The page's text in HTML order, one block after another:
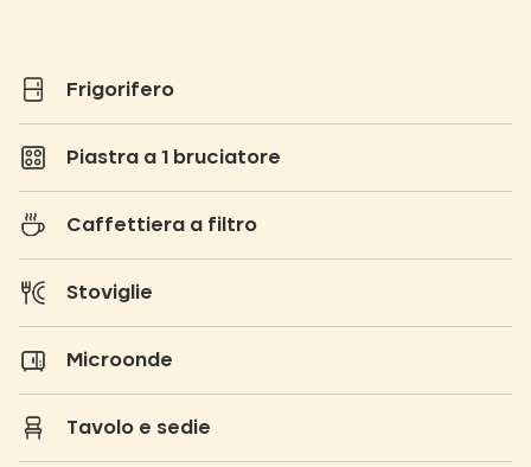
Frigorifero
Piastra a 1 bruciatore
Caffettiera a filtro
Stoviglie
Microonde
Tavolo e sedie